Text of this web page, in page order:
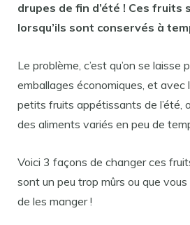
drupes de fin d’été ! Ces fruits
lorsqu’ils sont conservés à
Le problème, c’est qu’on se
emballages économiques, et avec
petits fruits appétissants de l’été,
des aliments variés en peu de
Voici 3 façons de changer ces
sont un peu trop mûrs ou que
de les manger !